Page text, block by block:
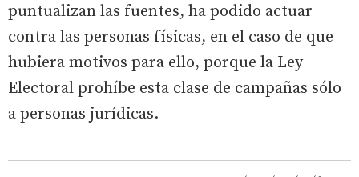
puntualizan las fuentes, ha podido actuar
contra las personas físicas, en el caso de que
hubiera motivos para ello, porque la Ley
Electoral prohíbe esta clase de campañas sólo
a personas jurídicas.